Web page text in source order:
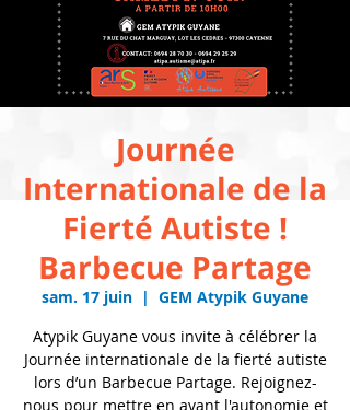
Journée
Internationale de la
Fierté Autiste !
Barbecue Partage
sam. 17 juin
  |
GEM Atypik Guyane
Atypik Guyane vous invite à célébrer la
Journée internationale de la fierté autiste
lors d’un Barbecue Partage. Rejoignez-
nous pour mettre en avant l'autonomie et